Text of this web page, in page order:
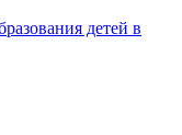
детей в